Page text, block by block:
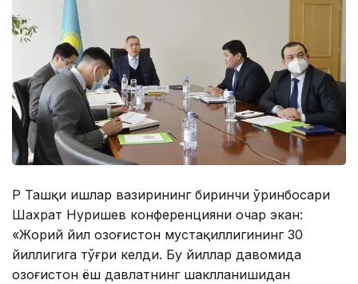
ҚР Ташқи ишлар вазирининг биринчи ўринбосари
Шахрат Нуришев конференцияни очар экан:
«Жорий йил Қозоғистон мустақиллигининг 30
йиллигига тўғри келди. Бу йиллар давомида
Қозоғистон ёш давлатнинг шаклланишидан